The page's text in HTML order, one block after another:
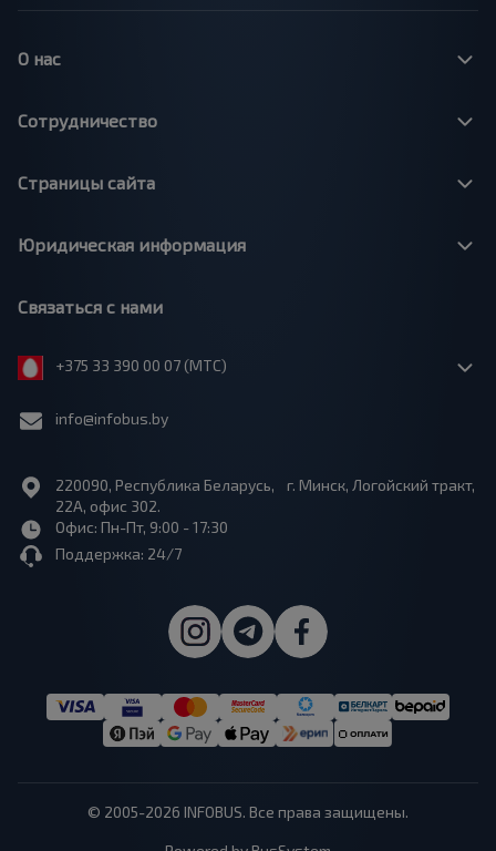
О нас
Сотрудничество
Страницы сайта
Юридическая информация
Связаться с нами
+375 33 390 00 07 (МТС)
info@infobus.by
220090, Республика Беларусь, г. Минск, Логойский тракт,
22А, офис 302.
Офис: Пн-Пт, 9:00 - 17:30
Поддержка: 24/7
© 2005-2026 INFOBUS. Все права защищены.